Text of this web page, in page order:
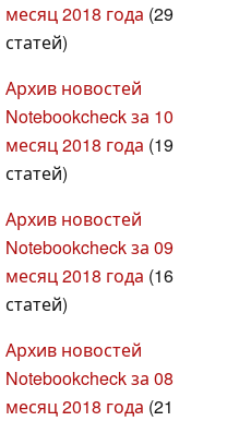
месяц 2018 года (29
статей)
Архив новостей
Notebookcheck за 10
месяц 2018 года (19
статей)
Архив новостей
Notebookcheck за 09
месяц 2018 года (16
статей)
Архив новостей
Notebookcheck за 08
месяц 2018 года (21